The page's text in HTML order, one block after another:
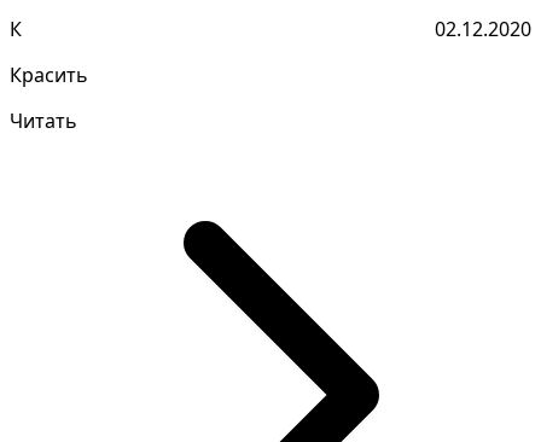
К
02.12.2020
Красить
Читать